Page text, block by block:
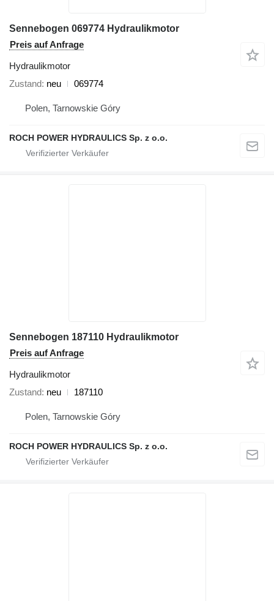
Sennebogen 069774 Hydraulikmotor
Preis auf Anfrage
Hydraulikmotor
Zustand neu 069774
Polen, Tarnowskie Góry
ROCH POWER HYDRAULICS Sp. z o.o.
Sennebogen 187110 Hydraulikmotor
Preis auf Anfrage
Hydraulikmotor
Zustand neu 187110
Polen, Tarnowskie Góry
ROCH POWER HYDRAULICS Sp. z o.o.